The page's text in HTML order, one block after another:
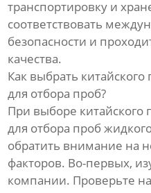
транспортировку и
соответствовать
безопасности и
качества.
Как выбрать
для отбора проб?
При выборе
для отбора проб
обратить внимание на
факторов. Во-первых,
компании. Проверьте